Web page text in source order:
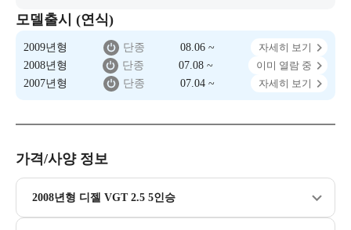
모델출시 (연식)
2009년형 단종 08.06 ~
자세히 보기
2008년형
단종 07.08 ~
이미 열람 중
2007년형
단종 07.04 ~ 자세히 보기
가격/사양 정보
2008년형 디젤 VGT 2.5 5인승